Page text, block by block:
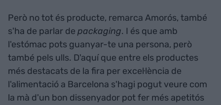
Però no tot és producte, remarca Amorós, també
s'ha de parlar de packaging. I és que amb
l'estómac pots guanyar-te una persona, però
també pels ulls. D'aquí que entre els productes
més destacats de la fira per excel·lència de
l'alimentació a Barcelona s'hagi pogut veure com
la mà d'un bon dissenyador pot fer més apetitós